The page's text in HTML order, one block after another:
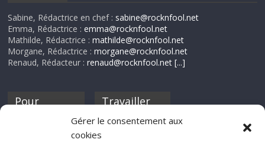
Gérer le consentement aux
cookies
Sabine, Rédactrice en chef : sabine@rocknfool.net
Emma, Rédactrice :emma@rocknfool.net
Mathilde, Rédactrice :mathilde@rocknfool.net
Morgane, Rédactrice :morgane@rocknfool.net
Renaud, Rédacteur :renaud@rocknfool.net [...]
Pour
discothèque
Travailler
Si tu souhaites